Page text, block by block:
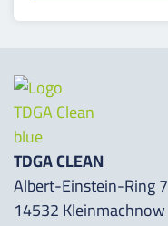
TDGA CLEAN
Albert-Einstein-Ring 7
14532 Kleinmachnow